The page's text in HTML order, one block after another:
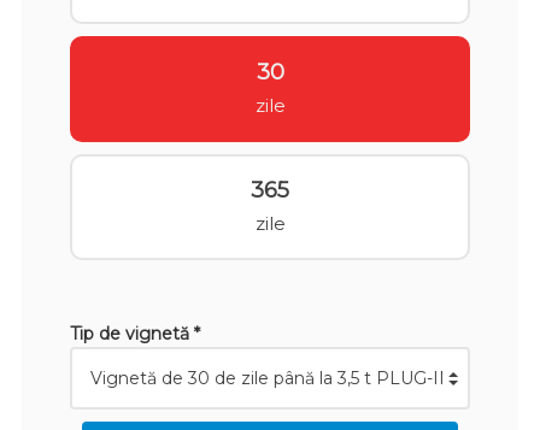
30
zile
365
zile
Tip de vignetă *